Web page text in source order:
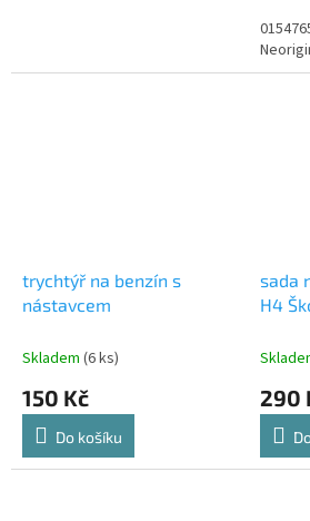
trychtýř na benzín s
nástavcem
Skladem (6 ks)
150 Kč
Do košíku
sada
H4
290